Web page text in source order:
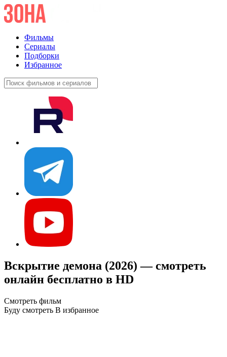
Фильмы
Сериалы
Подборки
Избранное
Вскрытие демона (2026) — смотреть
онлайн бесплатно в HD
Смотреть фильм
Буду смотреть В избранное